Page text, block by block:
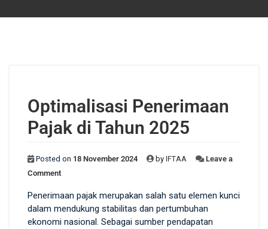
Optimalisasi Penerimaan
Pajak di Tahun 2025
Posted on 18 November 2024 by IFTAA
Leave a
Comment
Penerimaan pajak merupakan salah satu elemen kunci
dalam mendukung stabilitas dan pertumbuhan
ekonomi nasional. Sebagai sumber pendapatan